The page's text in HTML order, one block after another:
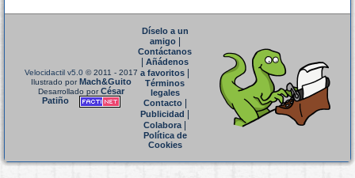
Velocidactil v5.0 © 2011 - 2017
Ilustrado porMach&Guito
Desarrollado porCésar
Patiño
Díselo a un
amigo|
Contáctanos
Añádenos
a favoritos
Términos
legales
Contacto|
Publicidad
Colabora|
Política de
Cookies